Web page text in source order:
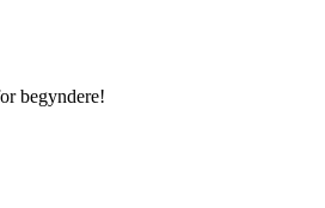
begyndere!